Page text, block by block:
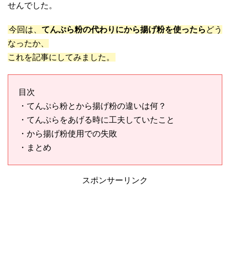
せんでした。
今回は、 てんぷら粉の代わりにから揚げ粉を使ったら どう
なったか、
これを記事にしてみました。
目次
・てんぷら粉とから揚げ粉の違いは何？
・てんぷらをあげる時に工夫していたこと
・から揚げ粉使用での失敗
・まとめ
スポンサーリンク